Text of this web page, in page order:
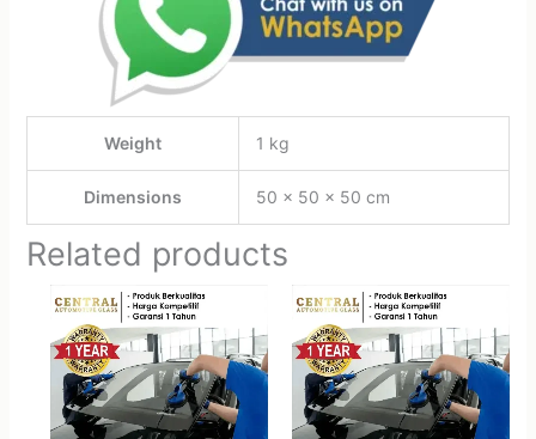
Weight 1 kg
Dimensions 50 × 50 × 50 cm
Related products